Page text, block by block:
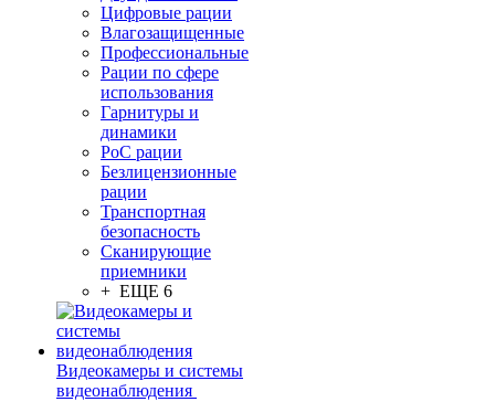
Цифровые рации
Влагозащищенные
Профессиональные
Рации по сфере
использования
Гарнитуры и
динамики
PoC рации
Безлицензионные
рации
Транспортная
безопасность
Сканирующие
приемники
+ ЕЩЕ 6
Видеокамеры и системы
видеонаблюдения